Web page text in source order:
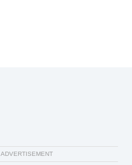
ADVERTISEMENT